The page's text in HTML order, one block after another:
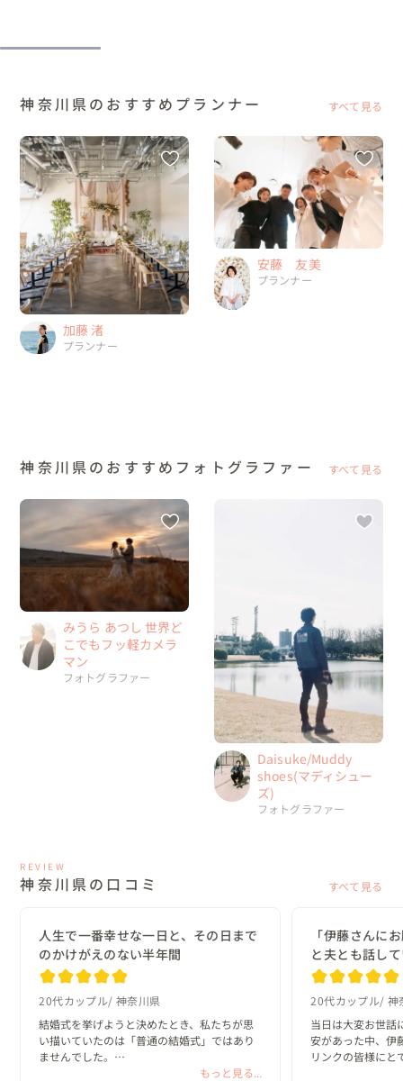
神奈川県のおすすめプランナー すべて見る
加藤 渚
プランナー
安藤 友美
プランナー
神奈川県のおすすめフォトグラファー すべて見る
みうら あつし 世界ど
こでもフッ軽カメラ
マン
フォトグラファー
Daisuke/Muddy
shoes(マディシュー
ズ)
フォトグラファー
REVIEW
神奈川県の口コミ すべて見る
人生で一番幸せな一日と、その日まで
のかけがえのない半年間
20代カップル 神奈川県
結婚式を挙げようと決めたとき、私たちが思
い描いていたのは「普通の結婚式」ではあり
ませんでした。
もっと見る...
「伊藤さんに
と夫とも話し
20代カップル 神
当日は大変お世話
安があった中、伊
リンクの皆様にと